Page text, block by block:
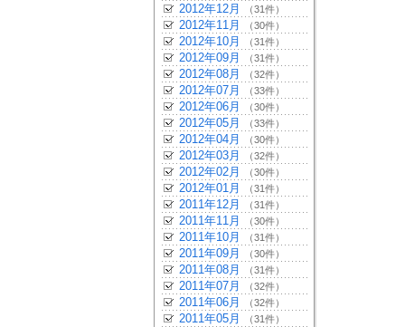
2012年12月 （31件）
2012年11月 （30件）
2012年10月 （31件）
2012年09月 （31件）
2012年08月 （32件）
2012年07月 （33件）
2012年06月 （30件）
2012年05月 （33件）
2012年04月 （30件）
2012年03月 （32件）
2012年02月 （30件）
2012年01月 （31件）
2011年12月 （31件）
2011年11月 （30件）
2011年10月 （31件）
2011年09月 （30件）
2011年08月 （31件）
2011年07月 （32件）
2011年06月 （32件）
2011年05月 （31件）